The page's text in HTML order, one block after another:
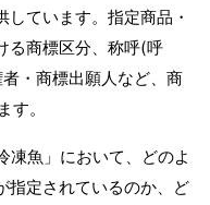
ています。指定商品・
る商標区分、称呼(呼
・商標出願人など、商
。
凍魚」において、どのよ
指定されているのか、ど